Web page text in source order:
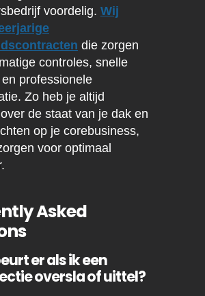
voordelig. Wij
die zorgen
controles, snelle
professionele
Zo heb je altijd
de staat van je dak en
op je corebusiness,
voor optimaal
Asked
er als ik een
oversla of uittel?